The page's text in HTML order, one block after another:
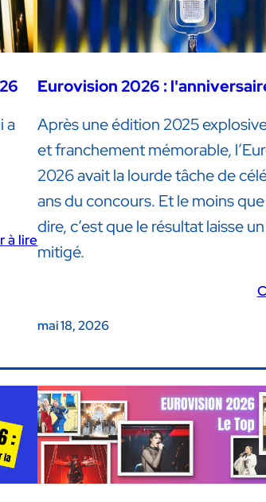
a
à lire
Eurovision 2026 :
Après une édition 2025
et franchement mémorable,
2026 avait la lourde tâche de
ans du concours. Et le moins que
dire, c’est que le résultat laisse
mitigé.
mai 18, 2026